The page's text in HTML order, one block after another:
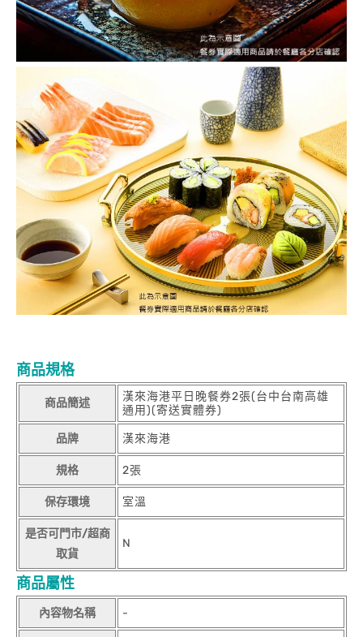
商品規格
商品簡述
漢來海港平日晚餐券2張(台中台南高雄
通用)(寄送實體券)
品牌 漢來海港
規格 2張
保存環境 室溫
是否可門市/超商
取貨
N
商品屬性
內容物名稱 -